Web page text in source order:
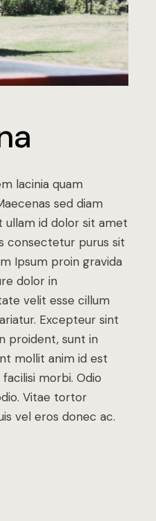
lacinia quam
sed diam
ullam id dolor sit amet
consectetur purus sit
Ipsum proin gravida
dolor in
velit esse cillum
Excepteur sint
proident, sunt in
mollit anim id est
morbi. Odio
Vitae tortor
vel eros donec ac.